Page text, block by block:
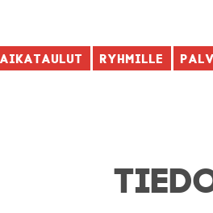
Aikataulut Ryhmille